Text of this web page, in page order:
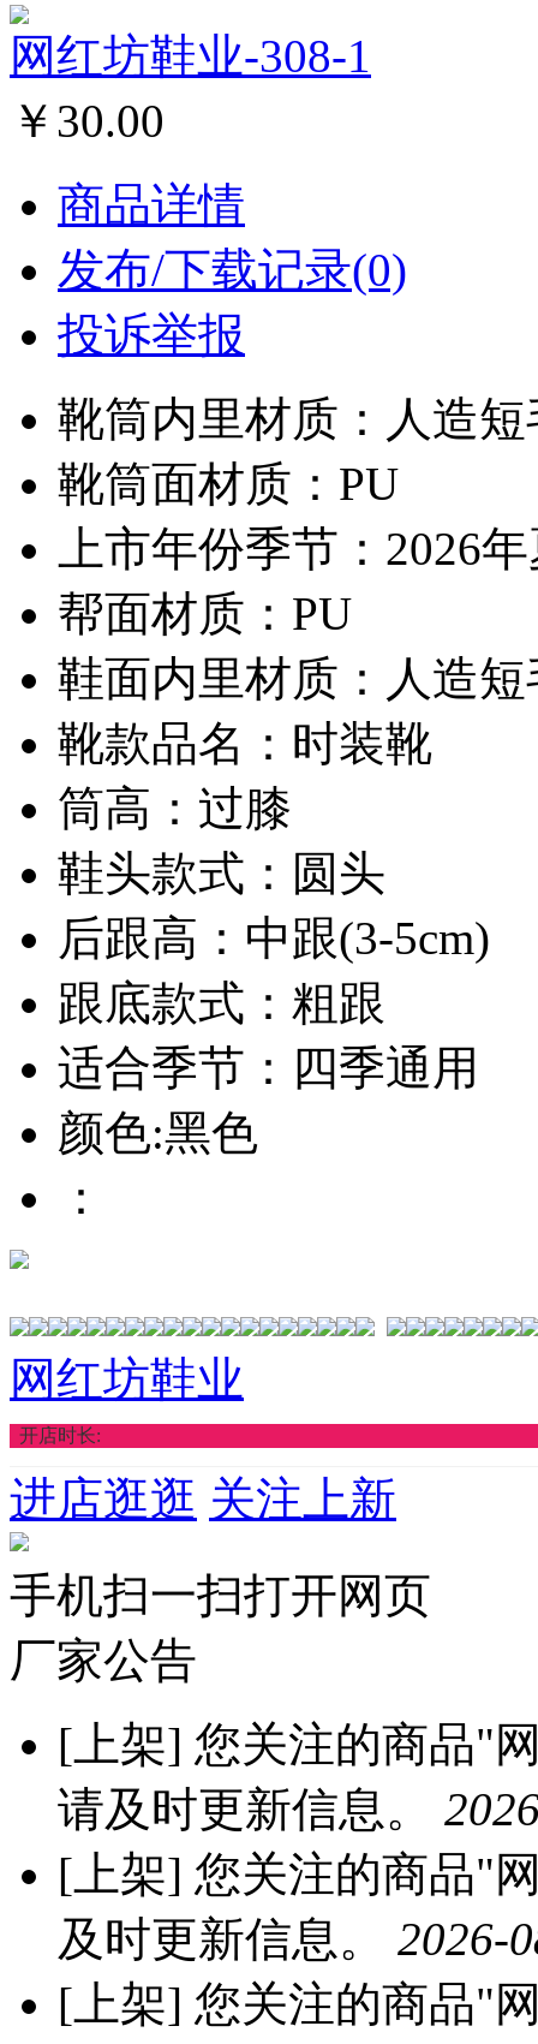
网红坊鞋业-308-1
￥30.00
商品详情
发布/下载记录(0)
投诉举报
靴筒内里材质：人造短
靴筒面材质：PU
上市年份季节：2026
帮面材质：PU
鞋面内里材质：人造短
靴款品名：时装靴
筒高：过膝
鞋头款式：圆头
后跟高：中跟(3-5cm)
跟底款式：粗跟
适合季节：四季通用
颜色:黑色
：
网红坊鞋业
开店时长:
进店逛逛 关注上新
手机扫一扫打开网页
厂家公告
[上架] 您关注的商品"
请及时更新信息。
[上架] 您关注的商品"
及时更新信息。 2026-
[上架] 您关注的商品"